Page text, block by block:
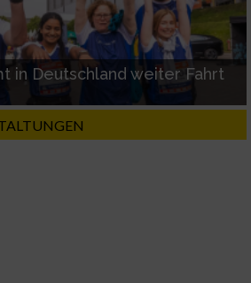
in Deutschland weiter Fahrt